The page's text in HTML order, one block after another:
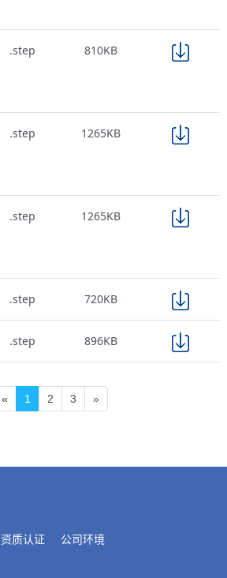
.step 810KB
.step 1265KB
.step 1265KB
.step 720KB
.step 896KB
« 1 2 3 »
资质认证 公司环境